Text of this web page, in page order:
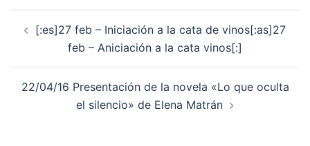
de
entradas
[:es]27 feb – Iniciación a la cata de vinos[:as]27
feb – Aniciación a la cata vinos[:]
22/04/16 Presentación de la novela «Lo que oculta
el silencio» de Elena Matrán